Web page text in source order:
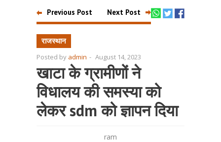
Previous Post Next Post
राजस्थान
Posted by admin - August 14, 2023
खाटा के ग्रामीणों ने
विधालय की समस्या को
लेकर sdm को ज्ञापन दिया
ram